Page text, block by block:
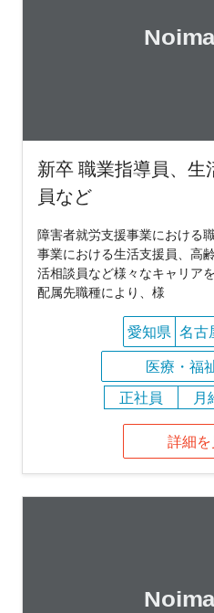
新卒 職業指導員、
員など
障害者就労支援事業における
事業における生活支援員、高
活相談員など様々なキャリア
配属先職種により、様
愛知県 名古
医療・福
正社員
月
詳細を